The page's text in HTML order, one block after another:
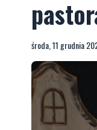
środa, 11 grudnia